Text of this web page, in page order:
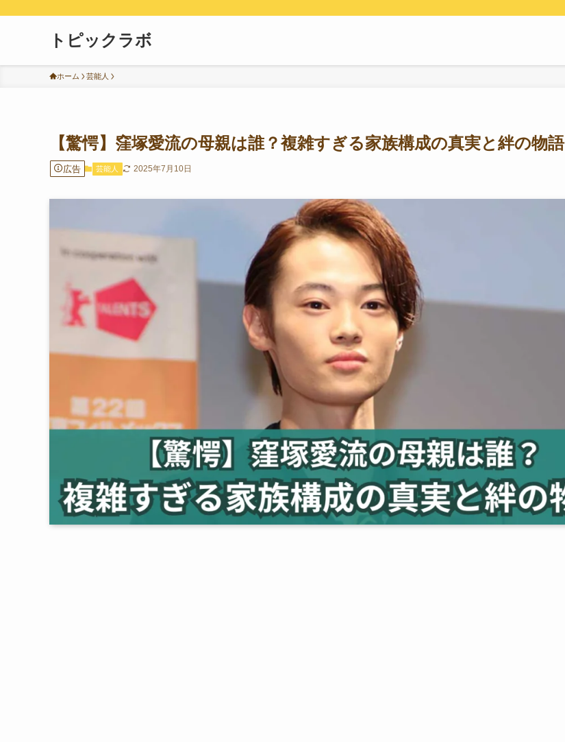
トピックラボ
ホーム 芸能人
【驚愕】窪塚愛流の母親は誰？複雑すぎる家族構成の真実と絆の物語
広告 芸能人 2025年7月10日